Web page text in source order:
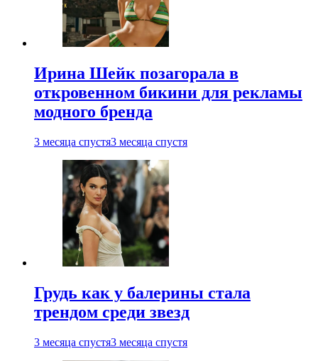
Ирина Шейк позагорала в
откровенном бикини для рекламы
модного бренда
3 месяца спустя3 месяца спустя
Грудь как у балерины стала
трендом среди звезд
3 месяца спустя3 месяца спустя